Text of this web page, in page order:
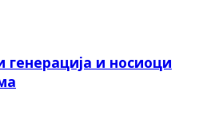
генерација и носиоци